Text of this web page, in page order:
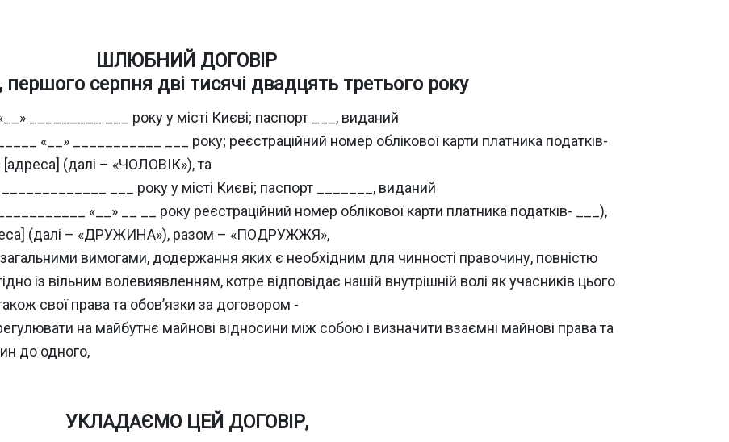
ШЛЮБНИЙ ДОГОВІР
першого серпня дві тисячі двадцять третього року
_________ ___ року у місті Києві; паспорт ___, виданий
«__» ___________ ___ року; реєстраційний номер облікової карти платника податків-
(далі – «ЧОЛОВІК»), та
___ року у місті Києві; паспорт _______, виданий
«__» __ __ року реєстраційний номер облікової карти платника податків- ___),
(далі – «ДРУЖИНА»), разом – «ПОДРУЖЖЯ»,
вимогами, додержання яких є необхідним для чинності правочину, повністю
із вільним волевиявленням, котре відповідає нашій внутрішній волі як учасників цього
свої права та обов’язки за договором -
на майбутнє майнові відносини між собою і визначити взаємні майнові права та
до одного,
УКЛАДАЄМО ЦЕЙ ДОГОВІР,